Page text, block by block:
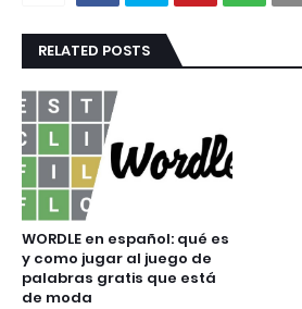
RELATED POSTS
WORDLE en español: qué es
y como jugar al juego de
palabras gratis que está
de moda